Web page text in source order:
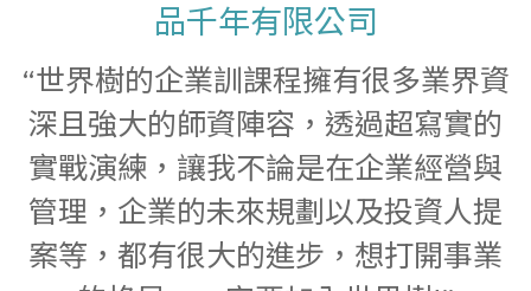
品千年有限公司
“世界樹的企業訓課程擁有很多業界資
深且強大的師資陣容，透過超寫實的
實戰演練，讓我不論是在企業經營與
管理，企業的未來規劃以及投資人提
案等，都有很大的進步，想打開事業